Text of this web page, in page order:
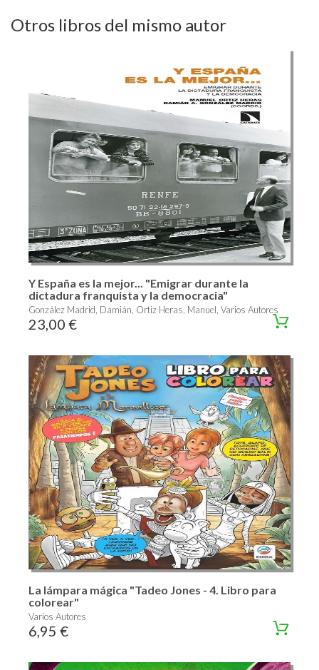
Otros libros del mismo autor
Y España es la mejor... "Emigrar durante la
dictadura franquista y la democracia"
González Madrid, Damián, Ortiz Heras, Manuel, Varios Autores
23,00 €
La lámpara mágica "Tadeo Jones - 4. Libro para
colorear"
Varios Autores
6,95 €